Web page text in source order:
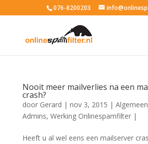
076-8200203
Nooit meer mailverlies na een
crash?
door Gerard | nov 3, 2015 | Algemeen
Admins, Werking Onlinespamfilter|
Heeft u al wel eens een mailserver